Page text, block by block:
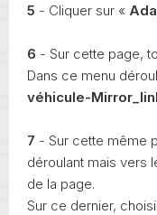
5 - Cliquer sur «
6 - Sur cette page,
Dans ce menu
véhicule-
7 - Sur cette même
déroulant mais vers
de la page.
Sur ce dernier,